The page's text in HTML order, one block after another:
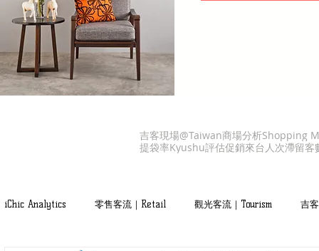
吉客現場@Taiwan商場分析Shopping
提袋率Kyushu評估促銷來台人次滯留客
iChic Analytics 零售客流｜Retail 觀光客流｜Tourism 吉